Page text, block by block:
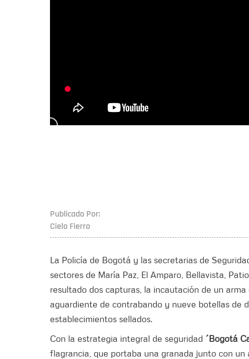
Publicado Por:
Cielo Fierro
La Policía de Bogotá y las secretarias de
sectores de María Paz, El Amparo, Bellavista,
resultado dos capturas, la incautación de un
aguardiente de contrabando y nueve botellas de
establecimientos sellados.
Con la estrategia integral de seguridad ´Bogotá
flagrancia, que portaba una granada junto con